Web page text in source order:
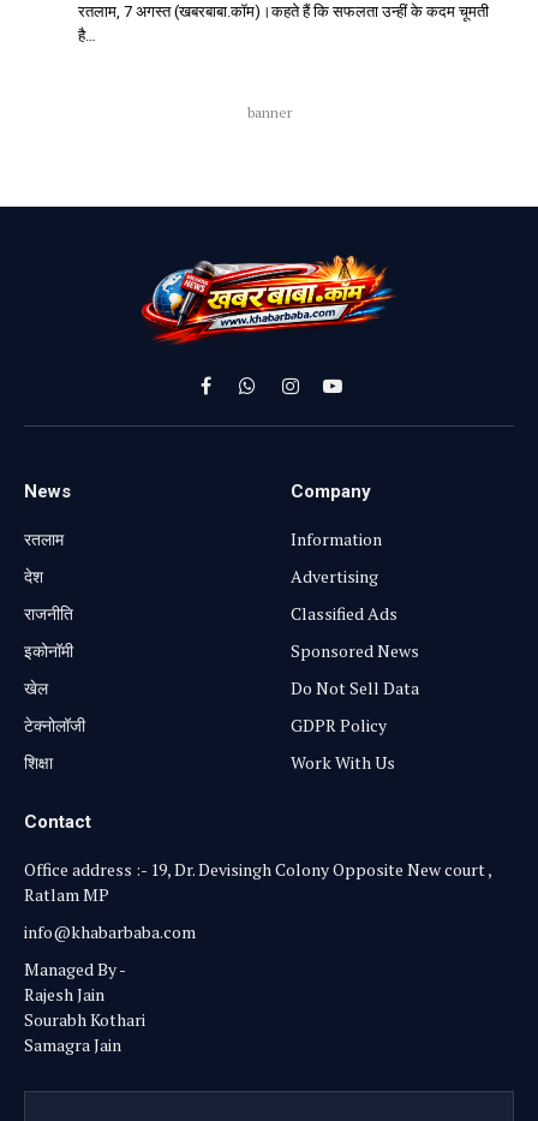
रतलाम, 7 अगस्त (खबरबाबा.कॉम)।कहते हैं कि सफलता उन्हीं के कदम चूमती
है…
banner
FacebookWhatsApp
InstagramYouTube
News
रतलाम
⁠देश
राजनीति
⁠इकोनॉमी
खेल
टेक्नोलॉजी
शिक्षा
Company
Information
Advertising
Classified Ads
Sponsored News
Do Not Sell Data
GDPR Policy
Work With Us
Contact
Office address :- 19, Dr. Devisingh Colony Opposite New court ,
Ratlam MP
info@khabarbaba.com
Managed By -
Rajesh Jain
Sourabh Kothari
Samagra Jain